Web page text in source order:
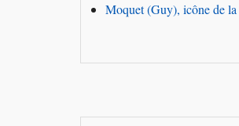
Moquet (Guy), icône de la